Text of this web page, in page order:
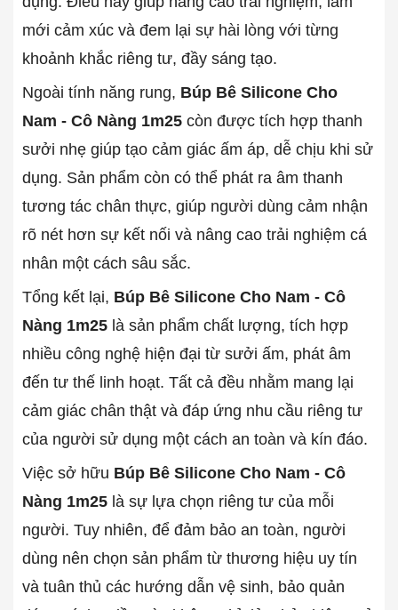
mới cảm xúc và đem lại sự hài lòng với từng
khoảnh khắc riêng tư, đầy sáng tạo.
Ngoài tính năng rung, Búp Bê Silicone Cho
Nam - Cô Nàng 1m25 còn được tích hợp thanh
sưởi nhẹ giúp tạo cảm giác ấm áp, dễ chịu khi sử
dụng. Sản phẩm còn có thể phát ra âm thanh
tương tác chân thực, giúp người dùng cảm nhận
rõ nét hơn sự kết nối và nâng cao trải nghiệm cá
nhân một cách sâu sắc.
Tổng kết lại, Búp Bê Silicone Cho Nam - Cô
Nàng 1m25 là sản phẩm chất lượng, tích hợp
nhiều công nghệ hiện đại từ sưởi ấm, phát âm
đến tư thế linh hoạt. Tất cả đều nhằm mang lại
cảm giác chân thật và đáp ứng nhu cầu riêng tư
của người sử dụng một cách an toàn và kín đáo.
Việc sở hữu Búp Bê Silicone Cho Nam - Cô
Nàng 1m25 là sự lựa chọn riêng tư của mỗi
người. Tuy nhiên, để đảm bảo an toàn, người
dùng nên chọn sản phẩm từ thương hiệu uy tín
và tuân thủ các hướng dẫn vệ sinh, bảo quản